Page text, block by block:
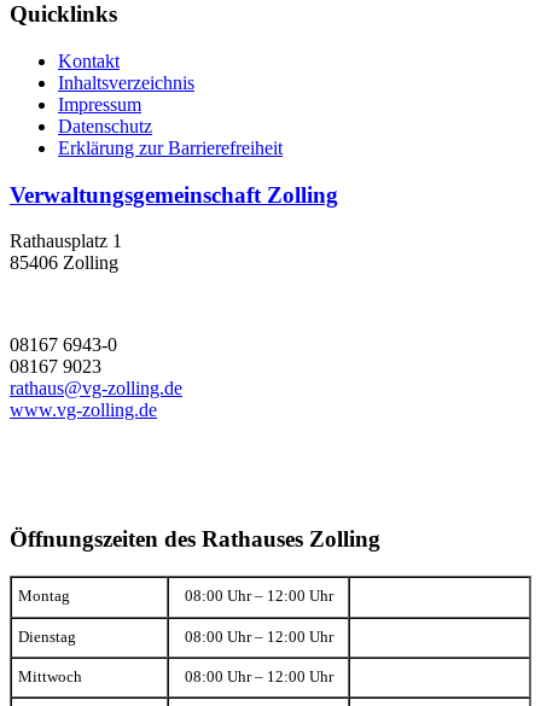
Quicklinks
Kontakt
Inhaltsverzeichnis
Impressum
Datenschutz
Erklärung zur Barrierefreiheit
Verwaltungsgemeinschaft Zolling
Rathausplatz 1
85406 Zolling
08167 6943-0
08167 9023
rathaus@vg-zolling.de
www.vg-zolling.de
Öffnungszeiten des Rathauses Zolling
Montag 08:00 Uhr – 12:00 Uhr
Dienstag 08:00 Uhr – 12:00 Uhr
Mittwoch 08:00 Uhr – 12:00 Uhr